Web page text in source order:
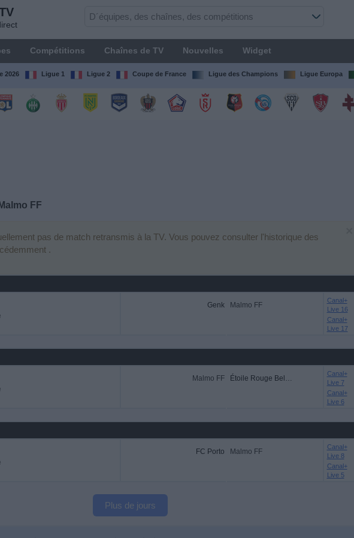
Compétitions Chaînes de TV Nouvelles Widget
2026 Ligue 1 Ligue 2 Coupe de France Ligue des Champions Ligue Europa
Malmo FF
pas de match retransmis à la TV. Vous pouvez consulter l'historique des
.
Genk Malmo FF
Canal+
Live 16
Canal+
Live 17
Malmo FF Étoile Rouge Belgrade
Canal+
Live 7
Canal+
Live 6
FC Porto Malmo FF
Canal+
Live 8
Canal+
Live 5
Plus de jours